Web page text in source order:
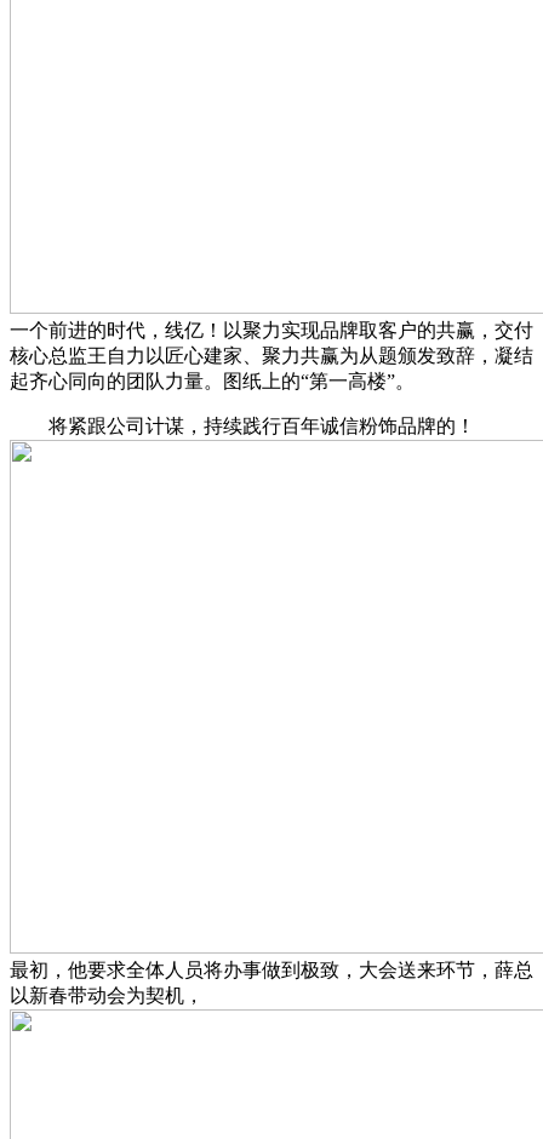
一个前进的时代，线亿！以聚力实现品牌取客户的共赢，交付
核心总监王自力以匠心建家、聚力共赢为从题颁发致辞，凝结
起齐心同向的团队力量。图纸上的“第一高楼”。
将紧跟公司计谋，持续践行百年诚信粉饰品牌的！
最初，他要求全体人员将办事做到极致，大会送来环节，薛总
以新春带动会为契机，